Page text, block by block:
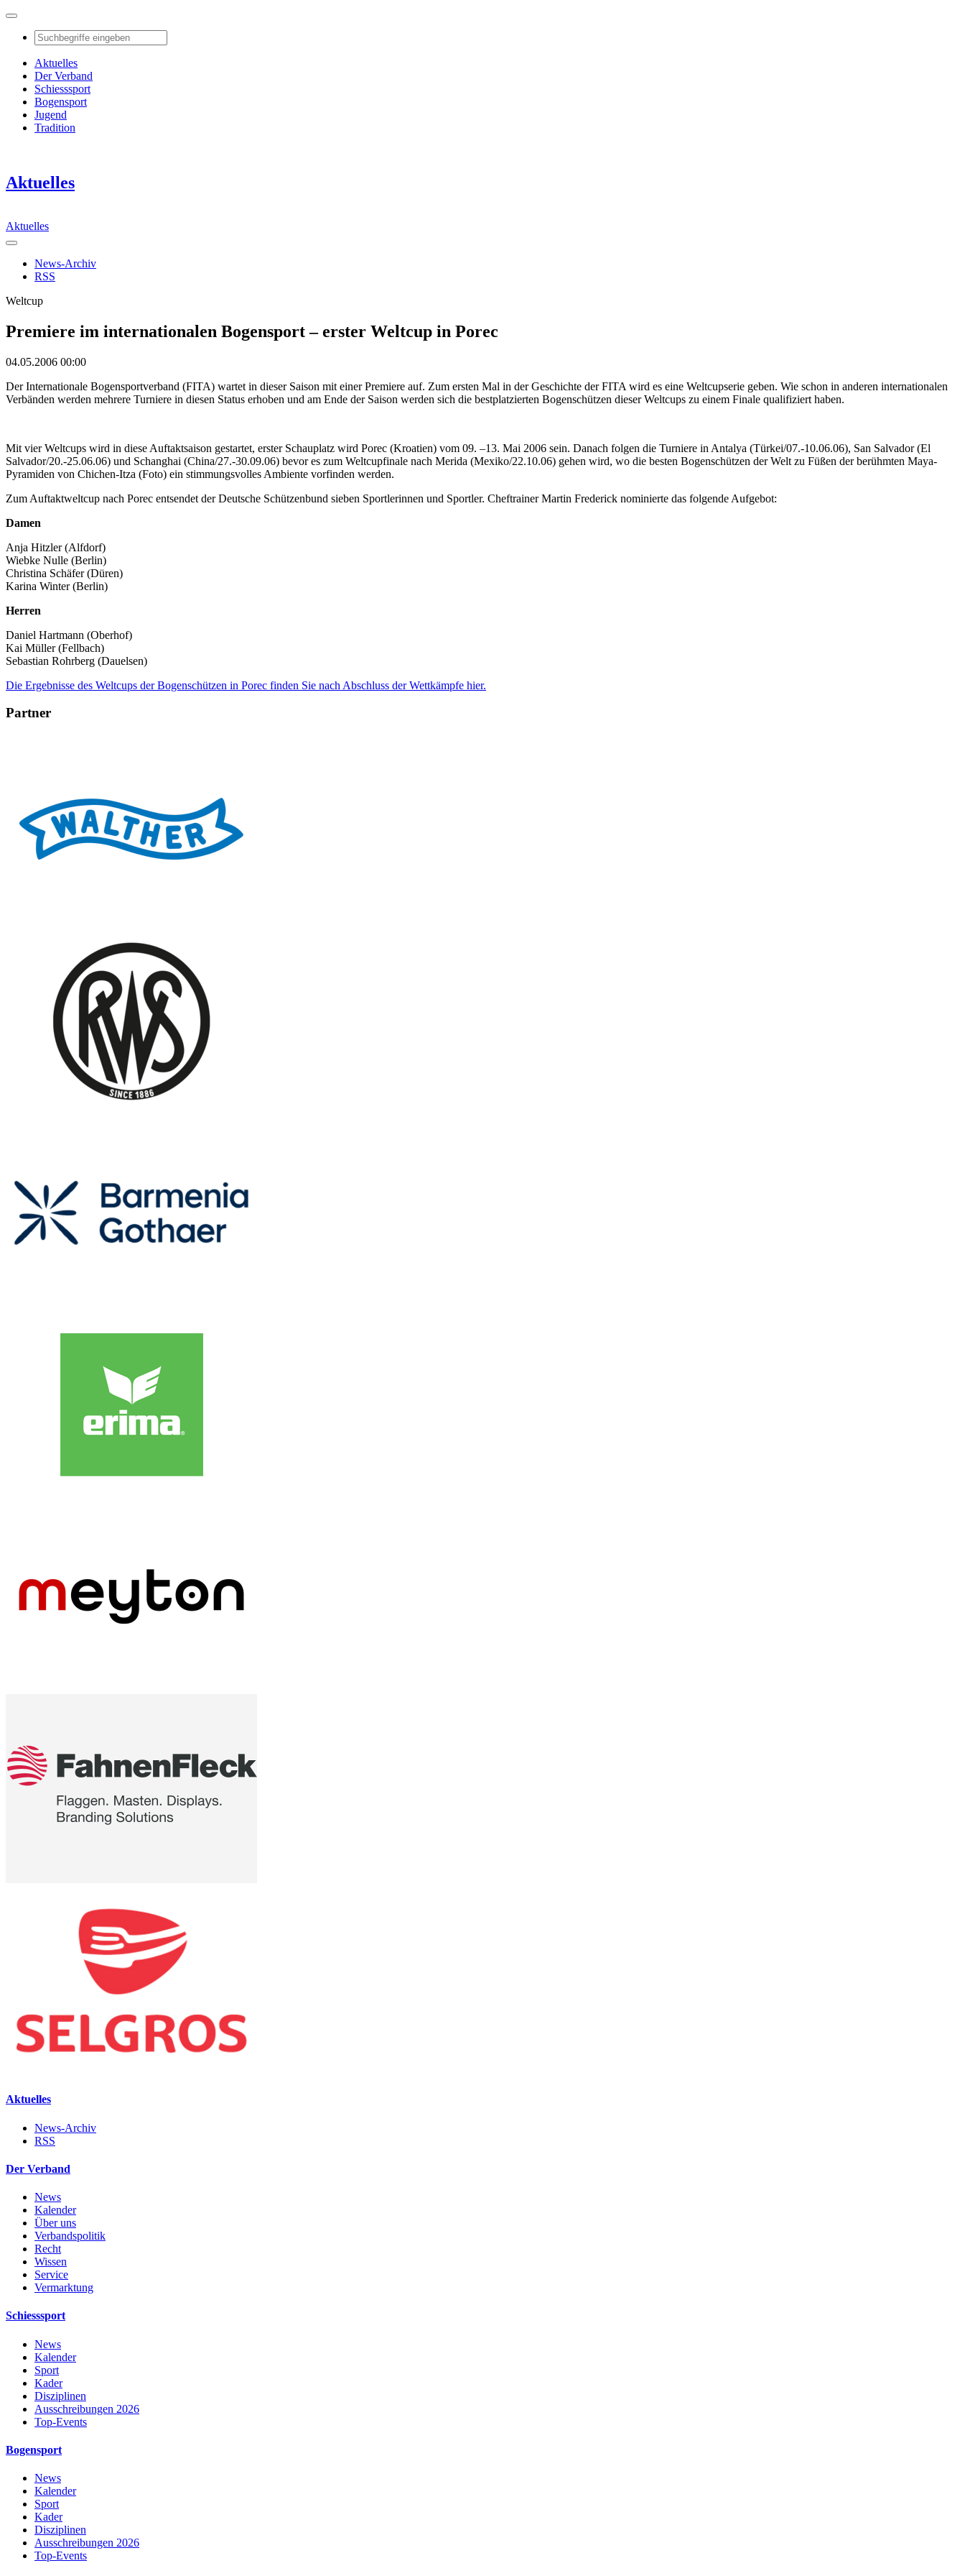
Aktuelles
Der Verband
Schiesssport
Bogensport
Jugend
Tradition
Aktuelles
Aktuelles
News-Archiv
RSS
Weltcup
Premiere im internationalen Bogensport – erster Weltcup in Porec
04.05.2006 00:00
Der Internationale Bogensportverband (FITA) wartet in dieser Saison mit einer Premiere auf. Zum ersten Mal in der Geschichte der FITA wird es eine Weltcupserie geben. Wie schon in anderen internationalen
Verbänden werden mehrere Turniere in diesen Status erhoben und am Ende der Saison werden sich die bestplatzierten Bogenschützen dieser Weltcups zu einem Finale qualifiziert haben.
Mit vier Weltcups wird in diese Auftaktsaison gestartet, erster Schauplatz wird Porec (Kroatien) vom 09. –13. Mai 2006 sein. Danach folgen die Turniere in Antalya (Türkei/07.-10.06.06), San Salvador (El
Salvador/20.-25.06.06) und Schanghai (China/27.-30.09.06) bevor es zum Weltcupfinale nach Merida (Mexiko/22.10.06) gehen wird, wo die besten Bogenschützen der Welt zu Füßen der berühmten Maya-
Pyramiden von Chichen-Itza (Foto) ein stimmungsvolles Ambiente vorfinden werden.
Zum Auftaktweltcup nach Porec entsendet der Deutsche Schützenbund sieben Sportlerinnen und Sportler. Cheftrainer Martin Frederick nominierte das folgende Aufgebot:
Damen
Anja Hitzler (Alfdorf)
Wiebke Nulle (Berlin)
Christina Schäfer (Düren)
Karina Winter (Berlin)
Herren
Daniel Hartmann (Oberhof)
Kai Müller (Fellbach)
Sebastian Rohrberg (Dauelsen)
Die Ergebnisse des Weltcups der Bogenschützen in Porec finden Sie nach Abschluss der Wettkämpfe hier.
Partner
Aktuelles
News-Archiv
RSS
Der Verband
News
Kalender
Über uns
Verbandspolitik
Recht
Wissen
Service
Vermarktung
Schiesssport
News
Kalender
Sport
Kader
Disziplinen
Ausschreibungen 2026
Top-Events
Bogensport
News
Kalender
Sport
Kader
Disziplinen
Ausschreibungen 2026
Top-Events